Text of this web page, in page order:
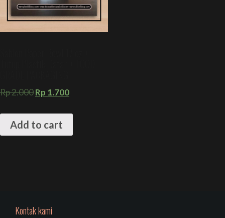
Rp2.000Rp 1.700
Add to cart
Kontak kami